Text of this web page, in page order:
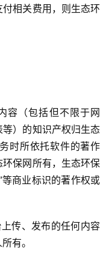
相关费用，则生态环
容（包括但不限于网
）的知识产权归生态
时所依托软件的著作
保网所有，生态环保
商业标识的著作权或
传、发布的任何内容
有。